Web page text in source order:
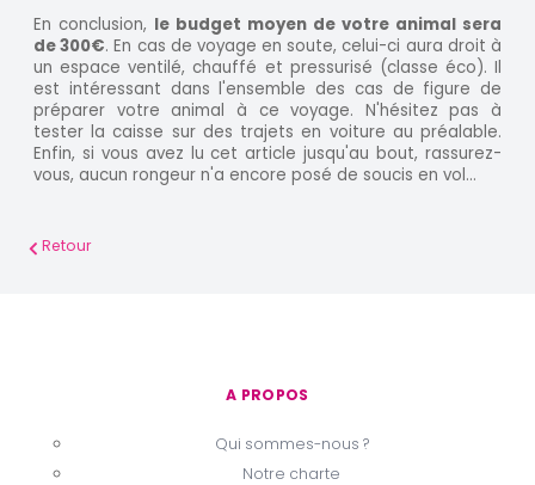
En conclusion, le budget moyen de votre animal sera
de 300€. En cas de voyage en soute, celui-ci aura droit à
un espace ventilé, chauffé et pressurisé (classe éco). Il
est intéressant dans l'ensemble des cas de figure de
préparer votre animal à ce voyage. N'hésitez pas à
tester la caisse sur des trajets en voiture au préalable.
Enfin, si vous avez lu cet article jusqu'au bout, rassurez-
vous, aucun rongeur n'a encore posé de soucis en vol...
Retour
A PROPOS
Qui sommes-nous ?
Notre charte